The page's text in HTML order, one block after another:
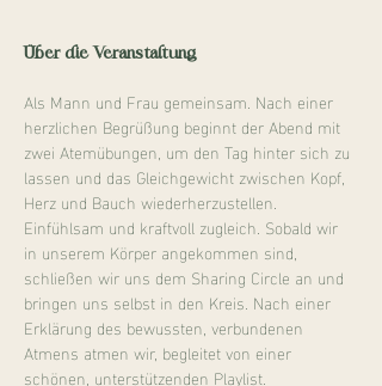
Über die Veranstaltung
Als Mann und Frau gemeinsam. Nach einer
herzlichen Begrüßung beginnt der Abend mit
zwei Atemübungen, um den Tag hinter sich zu
lassen und das Gleichgewicht zwischen Kopf,
Herz und Bauch wiederherzustellen.
Einfühlsam und kraftvoll zugleich. Sobald wir
in unserem Körper angekommen sind,
schließen wir uns dem Sharing Circle an und
bringen uns selbst in den Kreis. Nach einer
Erklärung des bewussten, verbundenen
Atmens atmen wir, begleitet von einer
schönen, unterstützenden Playlist.